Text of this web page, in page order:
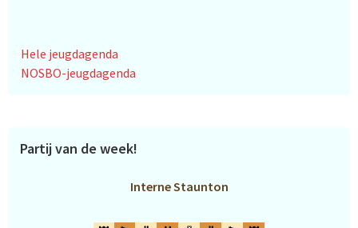
Hele jeugdagenda
NOSBO-jeugdagenda
Partij van de week!
Interne Staunton